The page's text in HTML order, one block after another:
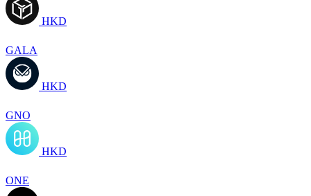
HKD
GALA
HKD
GNO
HKD
ONE